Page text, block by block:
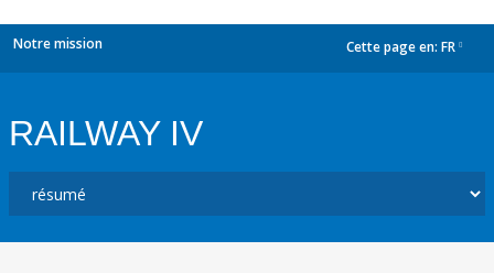
Notre mission Cette page en: FR
RAILWAY IV